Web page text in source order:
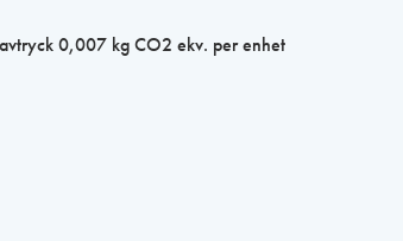
0,007 kg CO2 ekv. per enhet